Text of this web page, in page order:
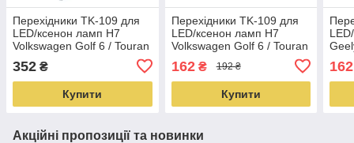
Перехідники TK-109 для
LED/ксенон ламп H7
Volkswagen Golf 6 / Touran
(01087)
352 ₴
Купити
Перехідники TK-109 для
LED/ксенон ламп H7
Volkswagen Golf 6 / Touran
(01087)
162₴ 192 ₴
Купити
162
Акційні пропозиції та новинки